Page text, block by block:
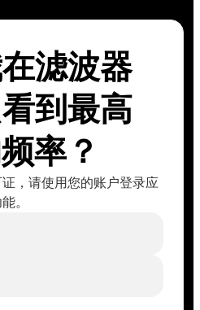
滤波器
到最高
率？
，请使用您的账户登录应
。